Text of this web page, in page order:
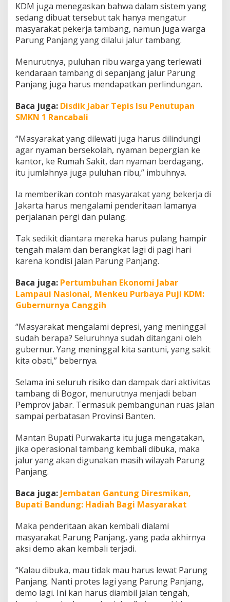
KDM juga menegaskan bahwa dalam sistem yang
sedang dibuat tersebut tak hanya mengatur
masyarakat pekerja tambang, namun juga warga
Parung Panjang yang dilalui jalur tambang.
Menurutnya, puluhan ribu warga yang terlewati
kendaraan tambang di sepanjang jalur Parung
Panjang juga harus mendapatkan perlindungan.
Baca juga: Disdik Jabar Tepis Isu Penutupan
SMKN 1 Rancabali
“Masyarakat yang dilewati juga harus dilindungi
agar nyaman bersekolah, nyaman bepergian ke
kantor, ke Rumah Sakit, dan nyaman berdagang,
itu jumlahnya juga puluhan ribu,” imbuhnya.
Ia memberikan contoh masyarakat yang bekerja di
Jakarta harus mengalami penderitaan lamanya
perjalanan pergi dan pulang.
Tak sedikit diantara mereka harus pulang hampir
tengah malam dan berangkat lagi di pagi hari
karena kondisi jalan Parung Panjang.
Baca juga: Pertumbuhan Ekonomi Jabar
Lampaui Nasional, Menkeu Purbaya Puji KDM:
Gubernurnya Canggih
“Masyarakat mengalami depresi, yang meninggal
sudah berapa? Seluruhnya sudah ditangani oleh
gubernur. Yang meninggal kita santuni, yang sakit
kita obati,” bebernya.
Selama ini seluruh risiko dan dampak dari aktivitas
tambang di Bogor, menurutnya menjadi beban
Pemprov jabar. Termasuk pembangunan ruas jalan
sampai perbatasan Provinsi Banten.
Mantan Bupati Purwakarta itu juga mengatakan,
jika operasional tambang kembali dibuka, maka
jalur yang akan digunakan masih wilayah Parung
Panjang.
Baca juga:Jembatan Gantung Diresmikan,
Bupati Bandung: Hadiah Bagi Masyarakat
Maka penderitaan akan kembali dialami
masyarakat Parung Panjang, yang pada akhirnya
aksi demo akan kembali terjadi.
“Kalau dibuka, mau tidak mau harus lewat Parung
Panjang. Nanti protes lagi yang Parung Panjang,
demo lagi. Ini kan harus diambil jalan tengah,